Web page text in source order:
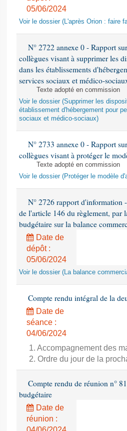
05/06/2024
Voir le dossier (L'après Orion : faire
N° 2722 annexe 0 - Rapport
collègues visant à supprimer les
dans les établissements
services sociaux et médico-
Texte adopté en commission
Voir le dossier (Supprimer les
établissement d'hébergement pour
sociaux et médico-sociaux)
N° 2733 annexe 0 - Rapport
collègues visant à protéger le
Texte adopté en commission
Voir le dossier (Protéger le modèle
N° 2726 rapport d'information
de l'article 146 du règlement, par
budgétaire sur la balance
Date de
dépôt :
05/06/2024
Voir le dossier (La balance
Compte rendu intégral de la
Date de
séance :
04/06/2024
1. Accompagnement des
2. Ordre du jour de la
Compte rendu de réunion n°
budgétaire
Date de
réunion :